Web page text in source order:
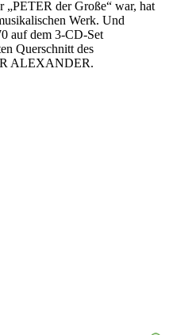
„PETER der Große“ war, hat
Werk. Und
auf dem 3-CD-Set
Querschnitt des
ALEXANDER.